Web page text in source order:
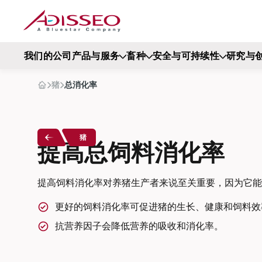
我们的公司产品与服务 畜种 安全与可持续性 研究与
猪 总消化率
猪
提高总饲料消化率
提高饲料消化率对养猪生产者来说至关重要，因为它
更好的饲料消化率可促进猪的生长、健康和饲料
抗营养因子会降低营养的吸收和消化率。